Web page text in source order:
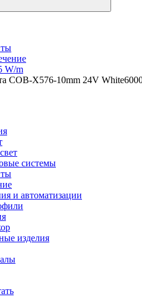
W/m
COB-X576-10mm 24V
системы
и автоматизации
изделия